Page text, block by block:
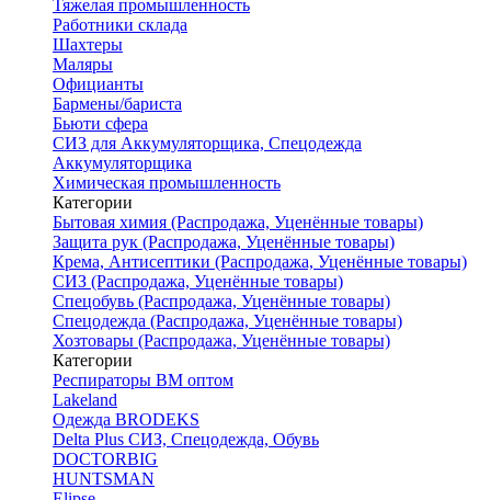
Тяжелая промышленность
Работники склада
Шахтеры
Маляры
Официанты
Бармены/бариста
Бьюти сфера
СИЗ для Аккумуляторщика, Спецодежда
Аккумуляторщика
Химическая промышленность
Категории
Бытовая химия (Распродажа, Уценённые товары)
Защита рук (Распродажа, Уценённые товары)
Крема, Антисептики (Распродажа, Уценённые товары)
СИЗ (Распродажа, Уценённые товары)
Спецобувь (Распродажа, Уценённые товары)
Спецодежда (Распродажа, Уценённые товары)
Хозтовары (Распродажа, Уценённые товары)
Категории
Респираторы ВМ оптом
Lakeland
Одежда BRODEKS
Delta Plus СИЗ, Спецодежда, Обувь
DOCTORBIG
HUNTSMAN